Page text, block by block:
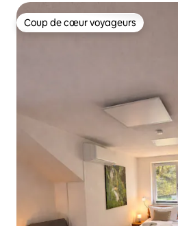
Coup de cœur voyageurs
Coup de cœur voyageurs